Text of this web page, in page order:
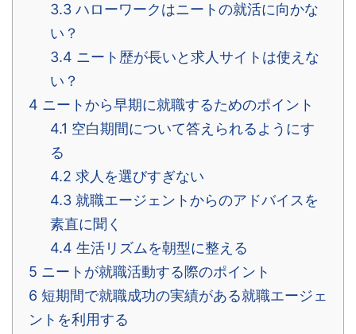
3.3 ハローワークはニートの就活に向かな
い？
3.4 ニート歴が長いと求人サイトは使えな
い？
4 ニートから早期に就職するためのポイント
4.1 空白期間について答えられるようにす
る
4.2 求人を選びすぎない
4.3 就職エージェントからのアドバイスを
素直に聞く
4.4 生活リズムを朝型に整える
5 ニートが就職活動する際のポイント
6 短期間で就職成功の実績がある就職エージェ
ントを利用する